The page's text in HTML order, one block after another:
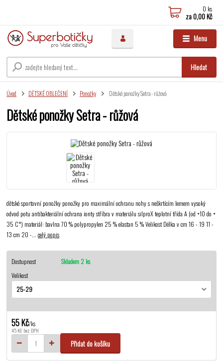
Menu
Hledat
0 ks
za0,00 Kč
Úvod DĚTSKÉ OBLEČENÍ Ponožky Dětské ponožky Setra - růžová
Dětské ponožky Setra - růžová
dětské sportovní ponožky ponožky pro maximální ochranu nohy s neškrtícím lemem vysoký
odvod potu antibakteriální ochrana ionty stříbra v materiálu silproX teplotní třída A (od +10 do +
35 C°) materiál: bavlna 70 % polypropylen 25 % elastan 5 % Velikost Délka v cm 16 - 19 11 -
13 cm 20 -...celý popis
Dostupnost
Skladem 2 ks
Velikost
55 Kč/ks
45 Kč bez DPH
Přidat do košíku